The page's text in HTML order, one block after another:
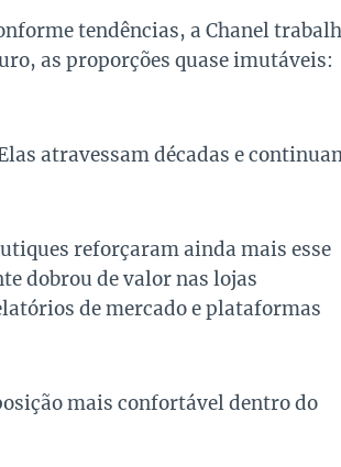
tendências, a Chanel
as proporções quase imutáveis:
atravessam décadas e
reforçaram ainda mais esse
dobrou de valor nas lojas
de mercado e plataformas
mais confortável dentro do